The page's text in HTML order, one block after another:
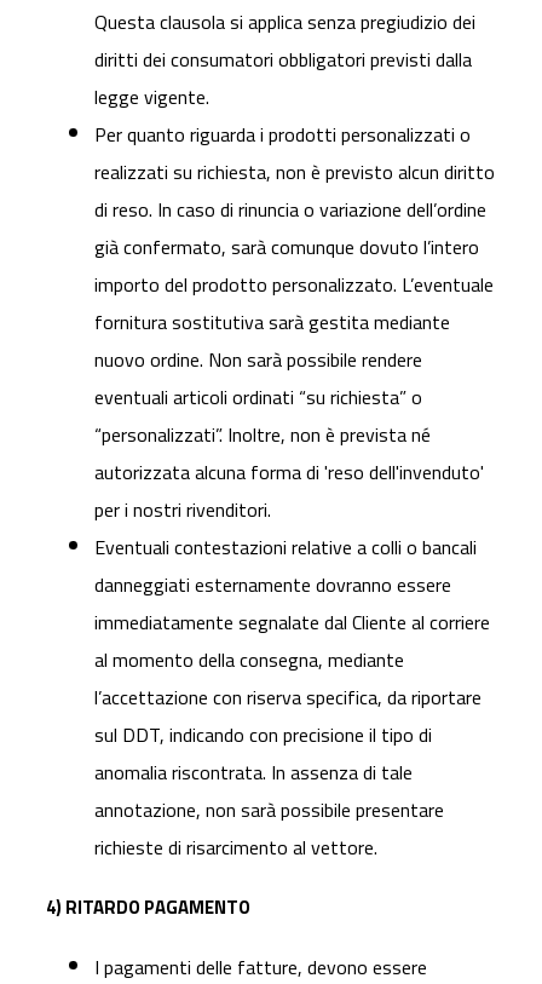
Questa clausola si applica senza pregiudizio dei
diritti dei consumatori obbligatori previsti dalla
legge vigente.
Per quanto riguarda i prodotti personalizzati o
realizzati su richiesta, non è previsto alcun diritto
di reso. In caso di rinuncia o variazione dell’ordine
già confermato, sarà comunque dovuto l’intero
importo del prodotto personalizzato. L’eventuale
fornitura sostitutiva sarà gestita mediante
nuovo ordine. Non sarà possibile rendere
eventuali articoli ordinati “su richiesta” o
“personalizzati”. Inoltre, non è prevista né
autorizzata alcuna forma di 'reso dell'invenduto'
per i nostri rivenditori.
Eventuali contestazioni relative a colli o bancali
danneggiati esternamente dovranno essere
immediatamente segnalate dal Cliente al corriere
al momento della consegna, mediante
l’accettazione con riserva specifica, da riportare
sul DDT, indicando con precisione il tipo di
anomalia riscontrata. In assenza di tale
annotazione, non sarà possibile presentare
richieste di risarcimento al vettore.
4) RITARDO PAGAMENTO
I pagamenti delle fatture, devono essere